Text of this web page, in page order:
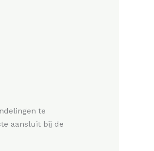
te
aansluit bij de